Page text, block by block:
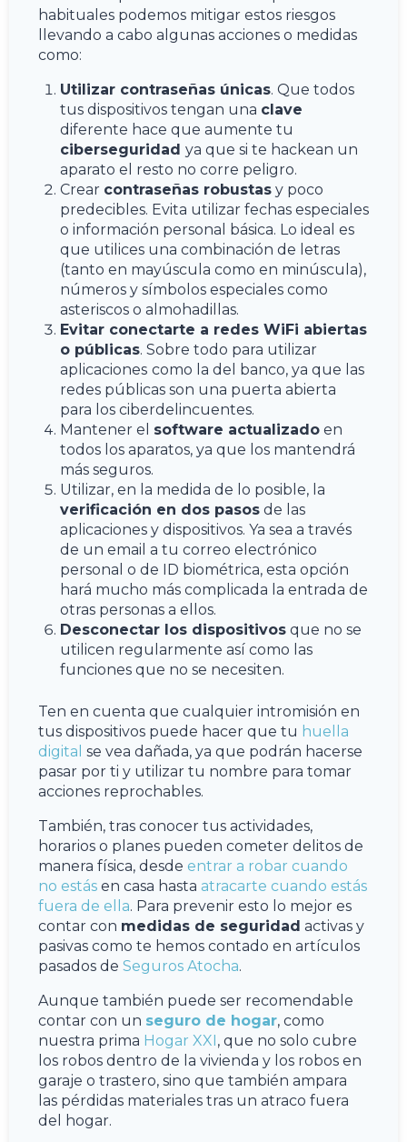
habituales podemos mitigar estos riesgos
llevando a cabo algunas acciones o medidas
como:
Utilizar contraseñas únicas. Que todos
tus dispositivos tengan una clave
diferente hace que aumente tu
ciberseguridad ya que si te hackean un
aparato el resto no corre peligro.
Crear contraseñas robustas y poco
predecibles. Evita utilizar fechas especiales
o información personal básica. Lo ideal es
que utilices una combinación de letras
(tanto en mayúscula como en minúscula),
números y símbolos especiales como
asteriscos o almohadillas.
Evitar conectarte a redes WiFi abiertas
o públicas. Sobre todo para utilizar
aplicaciones como la del banco, ya que las
redes públicas son una puerta abierta
para los ciberdelincuentes.
Mantener el software actualizado en
todos los aparatos, ya que los mantendrá
más seguros.
Utilizar, en la medida de lo posible, la
verificación en dos pasos de las
aplicaciones y dispositivos. Ya sea a través
de un email a tu correo electrónico
personal o de ID biométrica, esta opción
hará mucho más complicada la entrada de
otras personas a ellos.
Desconectar los dispositivos que no se
utilicen regularmente así como las
funciones que no se necesiten.
Ten en cuenta que cualquier intromisión en
tus dispositivos puede hacer que tu huella
digital se vea dañada, ya que podrán hacerse
pasar por ti y utilizar tu nombre para tomar
acciones reprochables.
También, tras conocer tus actividades,
horarios o planes pueden cometer delitos de
manera física, desde entrar a robar cuando
no estás en casa hasta atracarte cuando estás
fuera de ella. Para prevenir esto lo mejor es
contar con medidas de seguridad activas y
pasivas como te hemos contado en artículos
pasados de Seguros Atocha.
Aunque también puede ser recomendable
contar con un seguro de hogar, como
nuestra prima Hogar XXI, que no solo cubre
los robos dentro de la vivienda y los robos en
garaje o trastero, sino que también ampara
las pérdidas materiales tras un atraco fuera
del hogar.